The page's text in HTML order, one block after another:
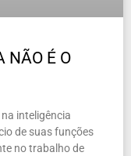
NÃO É O
inteligência
de suas funções
no trabalho de